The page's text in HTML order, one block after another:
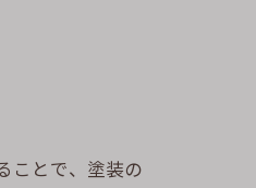
ことで、塗装の